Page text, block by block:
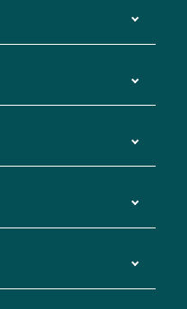
ションシステム
埼玉